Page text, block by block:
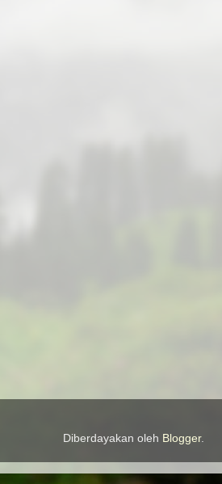
Diberdayakan oleh Blogger.